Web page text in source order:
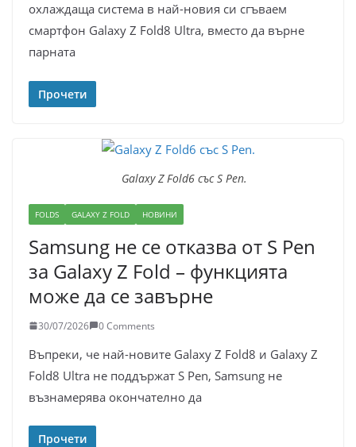
охлаждаща система в най-новия си сгъваем
смартфон Galaxy Z Fold8 Ultra, вместо да върне
парната
Прочети
Galaxy Z Fold6 със S Pen.
FOLDS GALAXY Z FOLD НОВИНИ
Samsung не се отказва от S Pen
за Galaxy Z Fold – функцията
може да се завърне
30/07/2026 0 Comments
Въпреки, че най-новите Galaxy Z Fold8 и Galaxy Z
Fold8 Ultra не поддържат S Pen, Samsung не
възнамерява окончателно да
Прочети